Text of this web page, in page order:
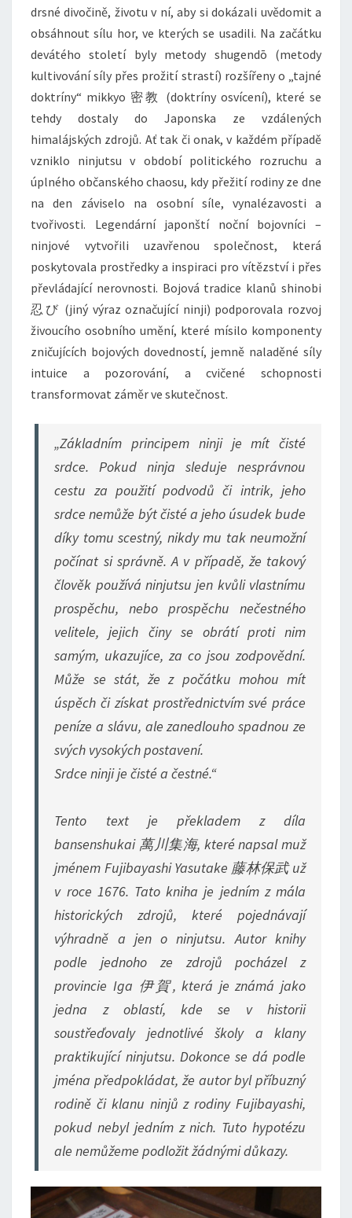
drsné divočině, životu v ní, aby si dokázali uvědomit a
obsáhnout sílu hor, ve kterých se usadili. Na začátku
devátého století byly metody shugendō (metody
kultivování síly přes prožití strastí) rozšířeny o „tajné
doktríny“ mikkyo 密教 (doktríny osvícení), které se
tehdy dostaly do Japonska ze vzdálených
himalájských zdrojů. Ať tak či onak, v každém případě
vzniklo ninjutsu v období politického rozruchu a
úplného občanského chaosu, kdy přežití rodiny ze dne
na den záviselo na osobní síle, vynalézavosti a
tvořivosti. Legendární japonští noční bojovníci –
ninjové vytvořili uzavřenou společnost, která
poskytovala prostředky a inspiraci pro vítězství i přes
převládající nerovnosti. Bojová tradice klanů shinobi
忍び (jiný výraz označující ninji) podporovala rozvoj
živoucího osobního umění, které mísilo komponenty
zničujících bojových dovedností, jemně naladěné síly
intuice a pozorování, a cvičené schopnosti
transformovat záměr ve skutečnost.
„Základním principem ninji je mít čisté
srdce. Pokudninja sleduje nesprávnou
cestu za použití podvodů či intrik, jeho
srdce nemůže být čisté a jeho úsudek bude
díky tomu scestný, nikdy mu tak neumožní
počínat si správně. A v případě, že takový
člověk používá ninjutsu jen kvůli vlastnímu
prospěchu, nebo prospěchu nečestného
velitele, jejich činy se obrátí proti nim
samým, ukazujíce, za co jsou zodpovědní.
Může se stát, že z počátku mohou mít
úspěch či získat prostřednictvím své práce
peníze a slávu, ale zanedlouho spadnou ze
svých vysokých postavení.
Srdce ninji je čisté a čestné.“
Tento text je překladem z díla
bansenshukai 萬川集海, které napsal muž
jménem Fujibayashi Yasutake 藤林保武 už
v roce 1676. Tato kniha je jedním z mála
historických zdrojů, které pojednávají
výhradně a jen o ninjutsu. Autor knihy
podle jednoho ze zdrojů pocházel z
provincie Iga 伊賀, která je známá jako
jedna z oblastí, kde se v historii
soustřeďovaly jednotlivé školy a klany
praktikující ninjutsu. Dokonce se dá podle
jména předpokládat, že autor byl příbuzný
rodině či klanu ninjů z rodiny Fujibayashi,
pokud nebyl jedním z nich. Tuto hypotézu
ale nemůžeme podložit žádnými důkazy.